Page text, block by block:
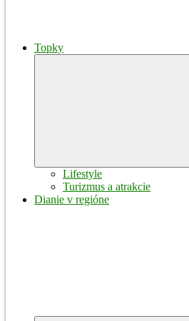
Topky
Lifestyle
Turizmus a atrakcie
Dianie v regióne